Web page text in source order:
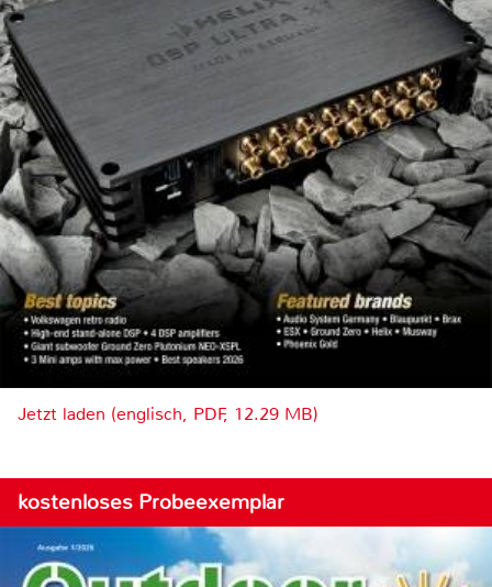
Jetzt laden (englisch, PDF, 12.29 MB)
kostenloses Probeexemplar